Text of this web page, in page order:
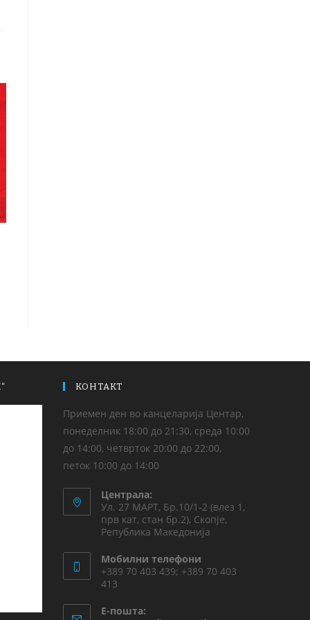
КОНТАКТ
Приемен ден во канцеларија Центар,
понеделник 18:00 до 21:30, среда 10:00
до 14:00, четврток 20:00 до 22:00,
петок 10:00 до 14:00
Централа:
Ул. 27 МАРТ, Бр.10/1-2 (влез 1,
прв кат, стан бр.2), Скопје,
Република Македонија
Мобилни телефони
+389 70 403 439; +389 70 403
413
Е-пошта: